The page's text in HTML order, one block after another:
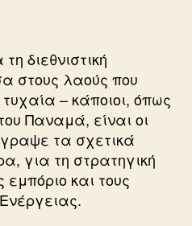
διεθνιστική
στους λαούς που
– κάποιοι, όπως
Παναμά, είναι οι
τα σχετικά
για τη στρατηγική
εμπόριο και τους